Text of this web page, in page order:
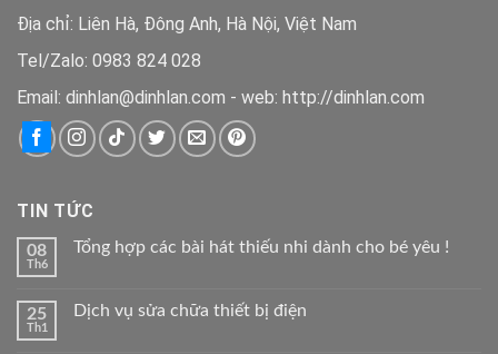
Địa chỉ: Liên Hà, Đông Anh, Hà Nội, Việt Nam
Tel/Zalo: 0983 824 028
Email: dinhlan@dinhlan.com - web: http://dinhlan.com
TIN TỨC
08
Th6
Tổng hợp các bài hát thiếu nhi dành cho bé yêu !
25
Th1
Dịch vụ sửa chữa thiết bị điện